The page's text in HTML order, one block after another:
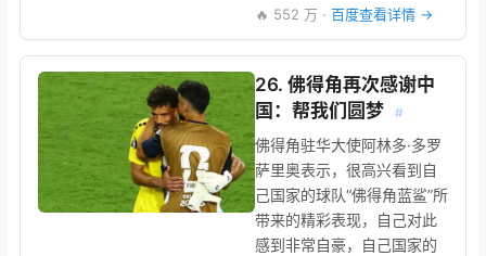
🔥 552 万 · 百度查看详情 →
26. 佛得角再次感谢中
国：帮我们圆梦
#
佛得角驻华大使阿林多·多罗
萨里奥表示，很高兴看到自
己国家的球队“佛得角蓝鲨”所
带来的精彩表现，自己对此
感到非常自豪，自己国家的